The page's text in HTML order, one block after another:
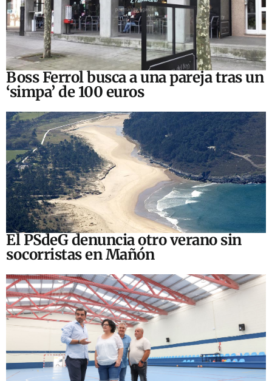
Boss Ferrol busca a una pareja tras un
‘simpa’ de 100 euros
El PSdeG denuncia otro verano sin
socorristas en Mañón